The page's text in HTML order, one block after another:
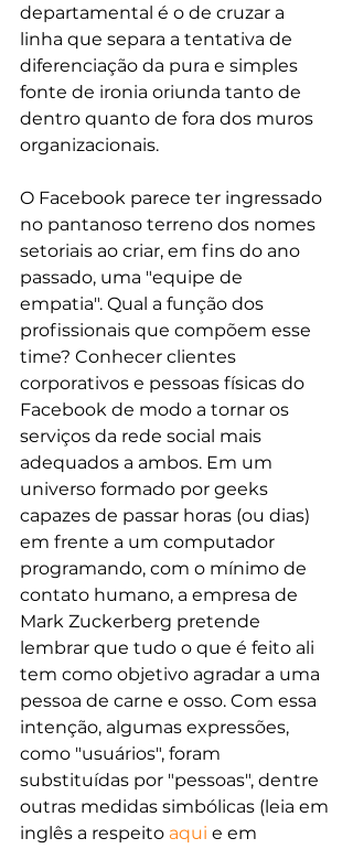
departamental é o de cruzar a
linha que separa a tentativa de
diferenciação da pura e simples
fonte de ironia oriunda tanto de
dentro quanto de fora dos muros
organizacionais.
O Facebook parece ter ingressado
no pantanoso terreno dos nomes
setoriais ao criar, em fins do ano
passado, uma "equipe de
empatia". Qual a função dos
profissionais que compõem esse
time? Conhecer clientes
corporativos e pessoas físicas do
Facebook de modo a tornar os
serviços da rede social mais
adequados a ambos. Em um
universo formado por geeks
capazes de passar horas (ou dias)
em frente a um computador
programando, com o mínimo de
contato humano, a empresa de
Mark Zuckerberg pretende
lembrar que tudo o que é feito ali
tem como objetivo agradar a uma
pessoa de carne e osso. Com essa
intenção, algumas expressões,
como "usuários", foram
substituídas por "pessoas", dentre
outras medidas simbólicas (leia em
inglês a respeito aqui e em